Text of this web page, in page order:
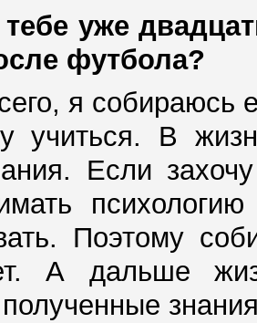
тебе уже
футбола?
я собираюсь
учиться. В
Если
Поэтому
А дальше